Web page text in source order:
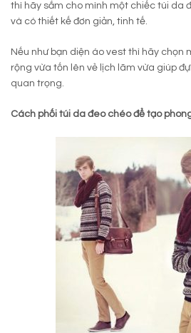
thì hãy sắm cho mình một chiếc túi da
và có thiết kế đơn giản, tinh tế.
Nếu như bạn diện áo vest thì hãy chọn
rộng vừa tốn lên vẻ lịch lãm vừa giúp
quan trọng.
Cách phối túi da đeo chéo để tạo